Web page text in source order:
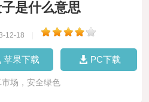
是什么意思
12-18
苹果下载 PC下载
市场，安全绿色